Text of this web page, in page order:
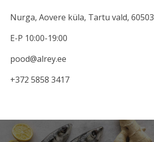
Nurga, Aovere küla, Tartu vald, 60503
E-P 10:00-19:00
pood@alrey.ee
+372 5858 3417